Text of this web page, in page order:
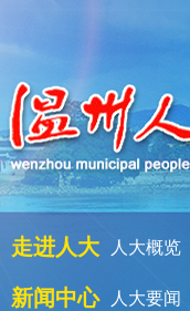
走进人大 人大概览
新闻中心 人大要闻